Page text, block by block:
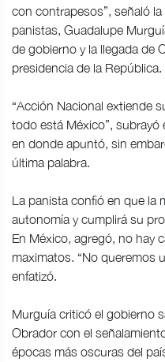
con contrapesos”, señaló
panistas, Guadalupe
de gobierno y la llegada de
presidencia de la República.
“Acción Nacional extiende
todo está México”, subrayó
en donde apuntó, sin
última palabra.
La panista confió en que la
autonomía y cumplirá su
En México, agregó, no hay
maximatos. “No queremos
enfatizó.
Murguía criticó el gobierno
Obrador con el
épocas más oscuras del